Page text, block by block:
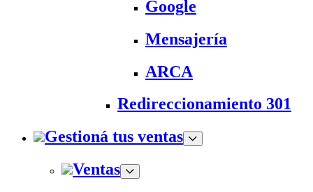
Google
Mensajería
ARCA
Redireccionamiento 301
Gestioná tus ventas
Ventas